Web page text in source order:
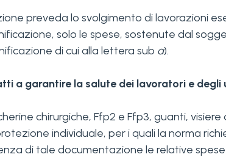
preveda lo svolgimento di lavorazioni
solo le spese, sostenute dal
di cui alla lettera sub a).
a garantire la salute dei lavoratori e degli
chirurgiche, Ffp2 e Ffp3, guanti,
individuale, per i quali la norma
di tale documentazione le relative